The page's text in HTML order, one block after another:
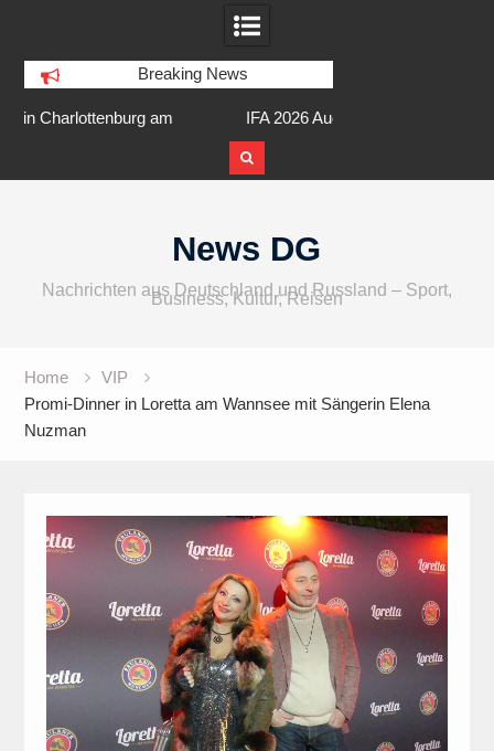
Breaking News
IFA 2026 Audio wird größer,
internationaler und vielfältiger
News DG
Nachrichten aus Deutschland und Russland – Sport,
Business, Kultur, Reisen
Home
VIP
Promi-Dinner in Loretta am Wannsee mit Sängerin Elena
Nuzman